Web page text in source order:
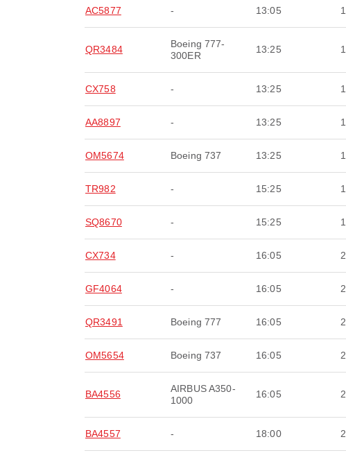
AC5877 - 13:05
QR3484
Boeing 777-
300ER
13:25
CX758 - 13:25
AA8897 - 13:25
OM5674 Boeing 737 13:25
TR982 - 15:25
SQ8670 - 15:25
CX734 - 16:05
GF4064 - 16:05
QR3491 Boeing 777 16:05
OM5654 Boeing 737 16:05
BA4556
AIRBUS A350-
1000
16:05
BA4557 - 18:00